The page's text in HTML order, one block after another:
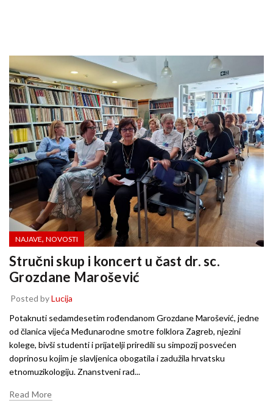
NAJAVE, NOVOSTI
Stručni skup i koncert u čast dr. sc.
Grozdane Marošević
Posted byLucija
Potaknuti sedamdesetim rođendanom Grozdane Marošević, jedne
od članica vijeća Međunarodne smotre folklora Zagreb, njezini
kolege, bivši studenti i prijatelji priredili su simpozij posvećen
doprinosu kojim je slavljenica obogatila i zadužila hrvatsku
etnomuzikologiju. Znanstveni rad...
Read More